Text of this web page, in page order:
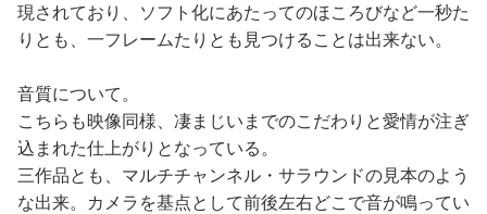
現されており、ソフト化にあたってのほころびなど一秒た
りとも、一フレームたりとも見つけることは出来ない。
音質について。
こちらも映像同様、凄まじいまでのこだわりと愛情が注ぎ
込まれた仕上がりとなっている。
三作品とも、マルチチャンネル・サラウンドの見本のよう
な出来。カメラを基点として前後左右どこで音が鳴ってい